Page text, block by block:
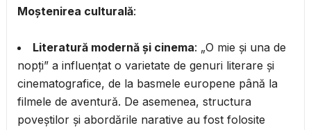
Moștenirea culturală:
Literatură modernă și cinema: „O mie și una de
nopți” a influențat o varietate de genuri literare și
cinematografice, de la basmele europene până la
filmele de aventură. De asemenea, structura
poveștilor și abordările narative au fost folosite